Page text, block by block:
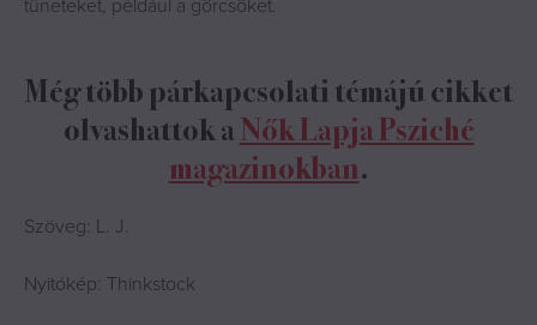
tüneteket, például a görcsöket.
Még több párkapcsolati témájú cikket
olvashattok aNők Lapja Psziché
magazinokban.
Szöveg: L. J.
Nyitókép: Thinkstock